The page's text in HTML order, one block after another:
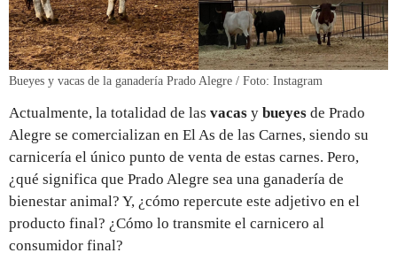
Bueyes y vacas de la ganadería Prado Alegre / Foto: Instagram
Actualmente, la totalidad de las vacas y bueyes de Prado
Alegre se comercializan en El As de las Carnes, siendo su
carnicería el único punto de venta de estas carnes. Pero,
¿qué significa que Prado Alegre sea una ganadería de
bienestar animal? Y, ¿cómo repercute este adjetivo en el
producto final? ¿Cómo lo transmite el carnicero al
consumidor final?